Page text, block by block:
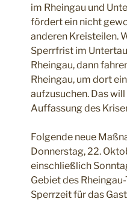
im Rheingau und
fördert ein nicht
anderen Kreisteilen.
Sperrfrist im
Rheingau, dann
Rheingau, um dort
aufzusuchen. Das
Auffassung des
Folgende neue
Donnerstag, 22.
einschließlich
Gebiet des
Sperrzeit für das